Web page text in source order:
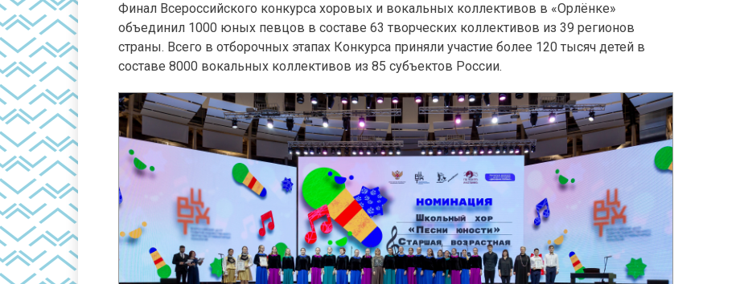
Финал Всероссийского конкурса хоровых и вокальных коллективов в «Орлёнке»
объединил 1000 юных певцов в составе 63 творческих коллективов из 39 регионов
страны. Всего в отборочных этапах Конкурса приняли участие более 120 тысяч детей в
составе 8000 вокальных коллективов из 85 субъектов России.